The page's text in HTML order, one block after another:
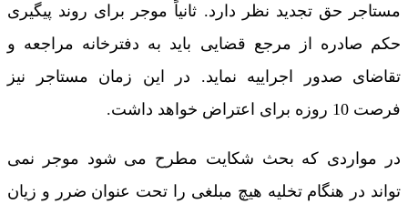
مستاجر حق تجدید نظر دارد. ثانیاً موجر برای روند پیگیری
حکم صادره از مرجع قضایی باید به دفترخانه مراجعه و
تقاضای صدور اجراییه نماید. در این زمان مستاجر نیز
فرصت 10 روزه برای اعتراض خواهد داشت.
در مواردی که بحث شکایت مطرح می شود موجر نمی
تواند در هنگام تخلیه هیچ مبلغی را تحت عنوان ضرر و زیان